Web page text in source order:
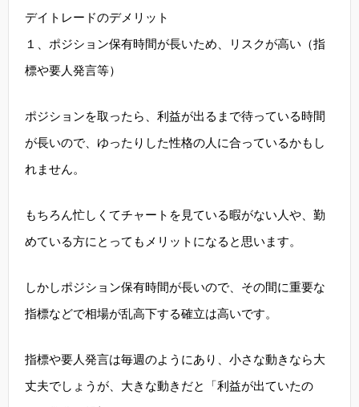
デイトレードのデメリット
１、ポジション保有時間が長いため、リスクが高い（指
標や要人発言等）
ポジションを取ったら、利益が出るまで待っている時間
が長いので、ゆったりした性格の人に合っているかもし
れません。
もちろん忙しくてチャートを見ている暇がない人や、勤
めている方にとってもメリットになると思います。
しかしポジション保有時間が長いので、その間に重要な
指標などで相場が乱高下する確立は高いです。
指標や要人発言は毎週のようにあり、小さな動きなら大
丈夫でしょうが、大きな動きだと「利益が出ていたの